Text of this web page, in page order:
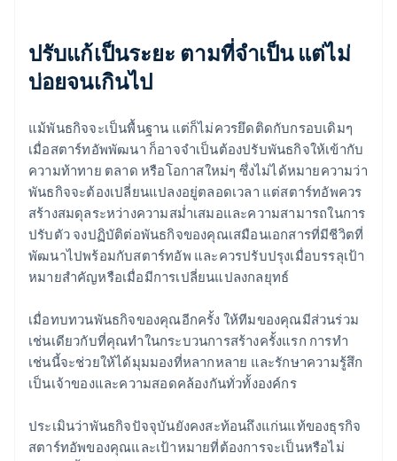
ปรับแก้เป็นระยะ ตามที่จำเป็น แต่ไม่
บ่อยจนเกินไป
แม้พันธกิจจะเป็นพื้นฐาน แต่ก็ไม่ควรยึดติดกับกรอบเดิมๆ
เมื่อสตาร์ทอัพพัฒนา ก็อาจจำเป็นต้องปรับพันธกิจให้เข้ากับ
ความท้าทาย ตลาด หรือโอกาสใหม่ๆ ซึ่งไม่ได้หมายความว่า
พันธกิจจะต้องเปลี่ยนแปลงอยู่ตลอดเวลา แต่สตาร์ทอัพควร
สร้างสมดุลระหว่างความสม่ำเสมอและความสามารถในการ
ปรับตัว จงปฏิบัติต่อพันธกิจของคุณเสมือนเอกสารที่มีชีวิตที่
พัฒนาไปพร้อมกับสตาร์ทอัพ และควรปรับปรุงเมื่อบรรลุเป้า
หมายสำคัญหรือเมื่อมีการเปลี่ยนแปลงกลยุทธ์
เมื่อทบทวนพันธกิจของคุณอีกครั้ง ให้ทีมของคุณมีส่วนร่วม
เช่นเดียวกับที่คุณทำในกระบวนการสร้างครั้งแรก การทำ
เช่นนี้จะช่วยให้ได้มุมมองที่หลากหลาย และรักษาความรู้สึก
เป็นเจ้าของและความสอดคล้องกันทั่วทั้งองค์กร
ประเมินว่าพันธกิจปัจจุบันยังคงสะท้อนถึงแก่นแท้ของธุรกิจ
สตาร์ทอัพของคุณและเป้าหมายที่ต้องการจะเป็นหรือไม่